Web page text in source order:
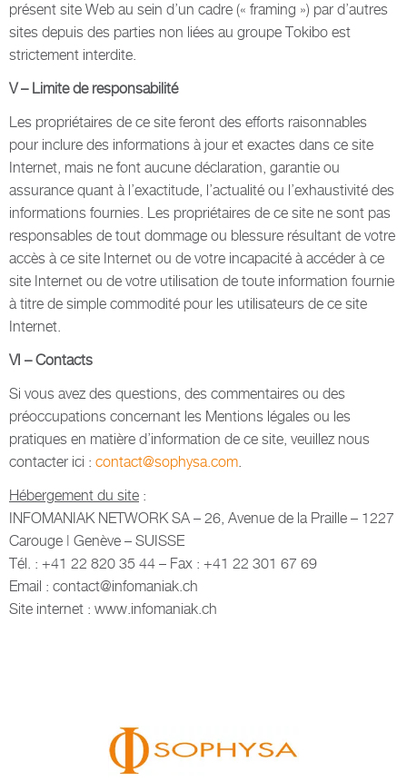
présent site Web au sein d’un cadre (« framing ») par d’autres
sites depuis des parties non liées au groupe Tokibo est
strictement interdite.
V – Limite de responsabilité
Les propriétaires de ce site feront des efforts raisonnables
pour inclure des informations à jour et exactes dans ce site
Internet, mais ne font aucune déclaration, garantie ou
assurance quant à l’exactitude, l’actualité ou l’exhaustivité des
informations fournies. Les propriétaires de ce site ne sont pas
responsables de tout dommage ou blessure résultant de votre
accès à ce site Internet ou de votre incapacité à accéder à ce
site Internet ou de votre utilisation de toute information fournie
à titre de simple commodité pour les utilisateurs de ce site
Internet.
VI – Contacts
Si vous avez des questions, des commentaires ou des
préoccupations concernant les Mentions légales ou les
pratiques en matière d’information de ce site, veuillez nous
contacter ici : contact@sophysa.com.
Hébergement du site :
INFOMANIAK NETWORK SA – 26, Avenue de la Praille – 1227
Carouge | Genève – SUISSE
Tél. : +41 22 820 35 44 – Fax : +41 22 301 67 69
Email : contact@infomaniak.ch
Site internet : www.infomaniak.ch